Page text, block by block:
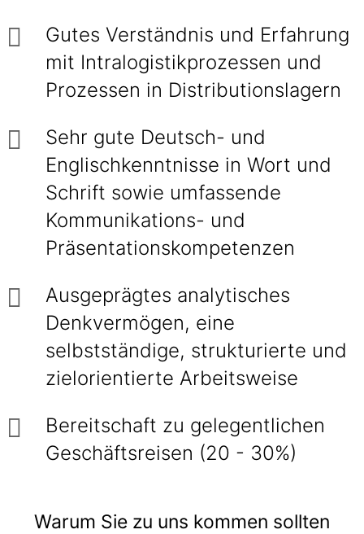
Gutes Verständnis und Erfahrung
mit Intralogistikprozessen und
Prozessen in Distributionslagern
Sehr gute Deutsch- und
Englischkenntnisse in Wort und
Schrift sowie umfassende
Kommunikations- und
Präsentationskompetenzen
Ausgeprägtes analytisches
Denkvermögen, eine
selbstständige, strukturierte und
zielorientierte Arbeitsweise
Bereitschaft zu gelegentlichen
Geschäftsreisen (20 - 30%)
Warum Sie zu uns kommen sollten